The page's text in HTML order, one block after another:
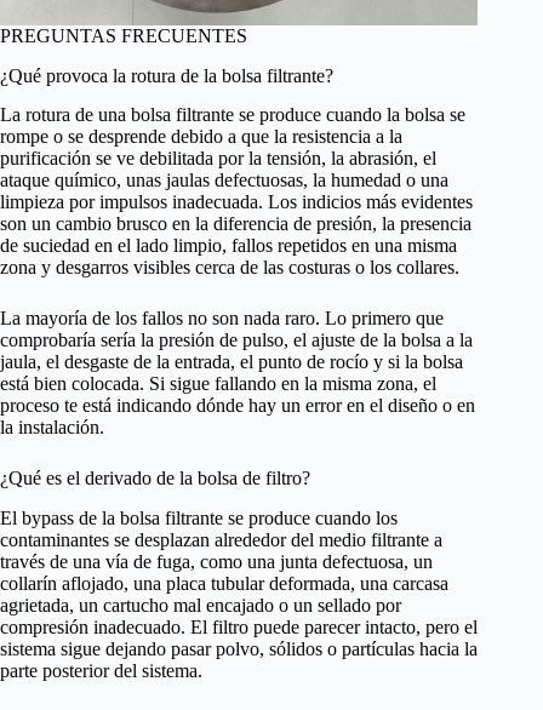
PREGUNTAS FRECUENTES
¿Qué provoca la rotura de la bolsa filtrante?
La rotura de una bolsa filtrante se produce cuando la bolsa se
rompe o se desprende debido a que la resistencia a la
purificación se ve debilitada por la tensión, la abrasión, el
ataque químico, unas jaulas defectuosas, la humedad o una
limpieza por impulsos inadecuada. Los indicios más evidentes
son un cambio brusco en la diferencia de presión, la presencia
de suciedad en el lado limpio, fallos repetidos en una misma
zona y desgarros visibles cerca de las costuras o los collares.
La mayoría de los fallos no son nada raro. Lo primero que
comprobaría sería la presión de pulso, el ajuste de la bolsa a la
jaula, el desgaste de la entrada, el punto de rocío y si la bolsa
está bien colocada. Si sigue fallando en la misma zona, el
proceso te está indicando dónde hay un error en el diseño o en
la instalación.
¿Qué es el derivado de la bolsa de filtro?
El bypass de la bolsa filtrante se produce cuando los
contaminantes se desplazan alrededor del medio filtrante a
través de una vía de fuga, como una junta defectuosa, un
collarín aflojado, una placa tubular deformada, una carcasa
agrietada, un cartucho mal encajado o un sellado por
compresión inadecuado. El filtro puede parecer intacto, pero el
sistema sigue dejando pasar polvo, sólidos o partículas hacia la
parte posterior del sistema.